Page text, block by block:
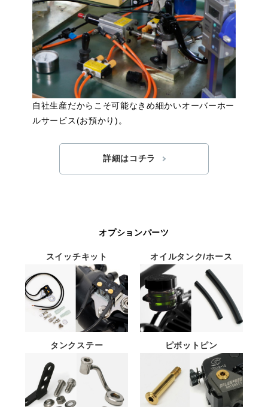
自社生産だからこそ可能なきめ細かいオーバーホー
ルサービス(お預かり)。
詳細はコチラ
オプションパーツ
スイッチキット オイルタンク/ホース
タンクステー ピボットピン